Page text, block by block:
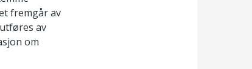
fremgår av
av
om